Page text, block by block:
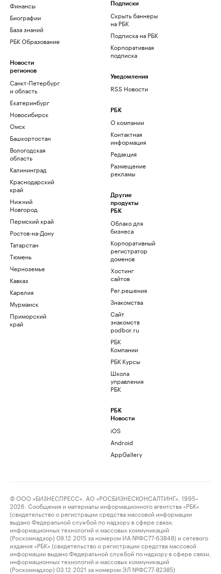
Финансы
Биографии
База знаний
РБК Образование
Новости
регионов
Санкт-Петербург
и область
Екатеринбург
Новосибирск
Омск
Башкортостан
Вологодская
область
Калининград
Краснодарский
край
Нижний
Новгород
Пермский край
Ростов-на-Дону
Татарстан
Тюмень
Черноземье
Кавказ
Карелия
Мурманск
Приморский
край
Подписки
Скрыть баннеры
на РБК
Подписка на РБК
Корпоративная
подписка
Уведомления
RSS Новости
РБК
О компании
Контактная
информация
Редакция
Размещение
рекламы
Другие
продукты
РБК
Облако для
бизнеса
Корпоративный
регистратор
доменов
Хостинг
сайтов
Рег.решения
Знакомства
Сайт
знакомств
podbor.ru
РБК
Компании
РБК Курсы
Школа
управления
РБК
РБК
Новости
iOS
Android
AppGallery
© ООО «БИЗНЕСПРЕСС», АО «РОСБИЗНЕСКОНСАЛТИНГ», 1995–
2026. Сообщения и материалы информационного агентства «РБК»
(свидетельство о регистрации средства массовой информации
выдано Федеральной службой по надзору в сфере связи,
информационных технологий и массовых коммуникаций
(Роскомнадзор) 09.12.2015 за номером ИА №ФС77-63848) и сетевого
издания «РБК» (свидетельство о регистрации средства массовой
информации выдано Федеральной службой по надзору в сфере связи,
информационных технологий и массовых коммуникаций
(Роскомнадзор) 03.12.2021 за номером ЭЛ №ФС77-82385)